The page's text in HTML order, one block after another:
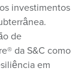
investimentos
de
da S&C como
em